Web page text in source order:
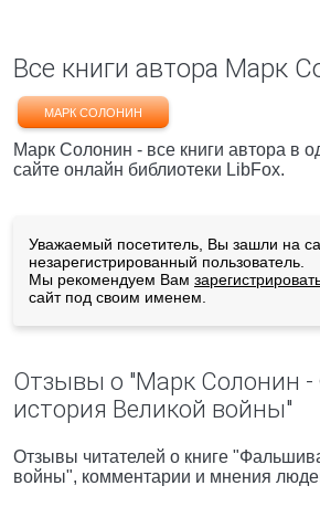
Все книги автора Марк
МАРК СОЛОНИН
Марк Солонин - все книги автора в
сайте онлайн библиотеки LibFox.
Уважаемый посетитель, Вы зашли на
незарегистрированный пользователь.
Мы рекомендуем Вам
сайт под своим именем.
Отзывы о "Марк Солонин
история Великой войны"
Отзывы читателей о книге
войны", комментарии и мнения